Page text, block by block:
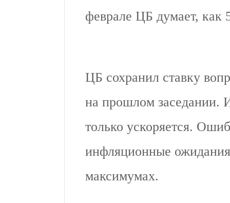
феврале ЦБ думает, как
ЦБ сохранил ставку
на прошлом заседании.
только ускоряется.
инфляционные
максимумах.